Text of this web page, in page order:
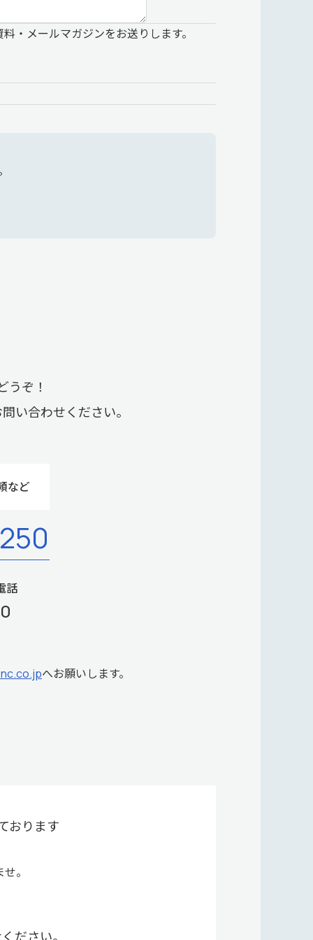
・メールマガジンをお送りします。
うぞ！
い合わせください。
など
話
へお願いします。
おります
。
ださい。